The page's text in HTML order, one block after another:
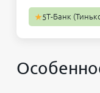
5Т-Банк